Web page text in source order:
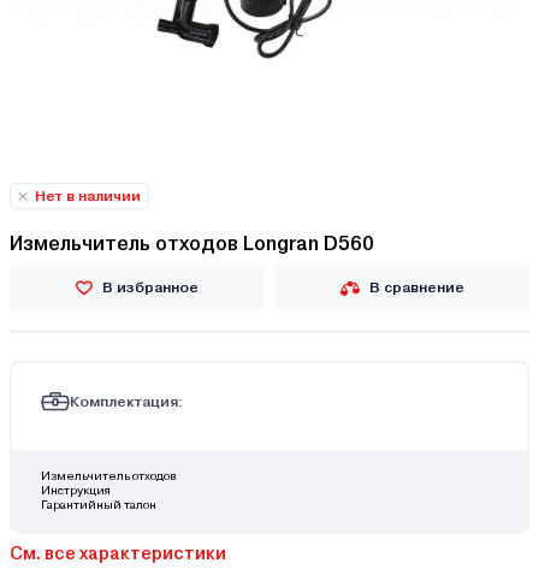
Нет в наличии
Измельчитель отходов Longran D560
В избранное В сравнение
Комплектация:
Измельчитель отходов
Инструкция
Гарантийный талон
См. все характеристики